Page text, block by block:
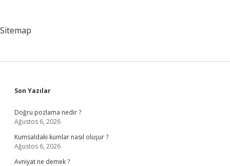
Sitemap
Sidebar
Son Yazılar
Doğru pozlama nedir ?
Ağustos 6, 2026
Kumsaldaki kumlar nasıl oluşur ?
Ağustos 6, 2026
Avniyat ne demek ?